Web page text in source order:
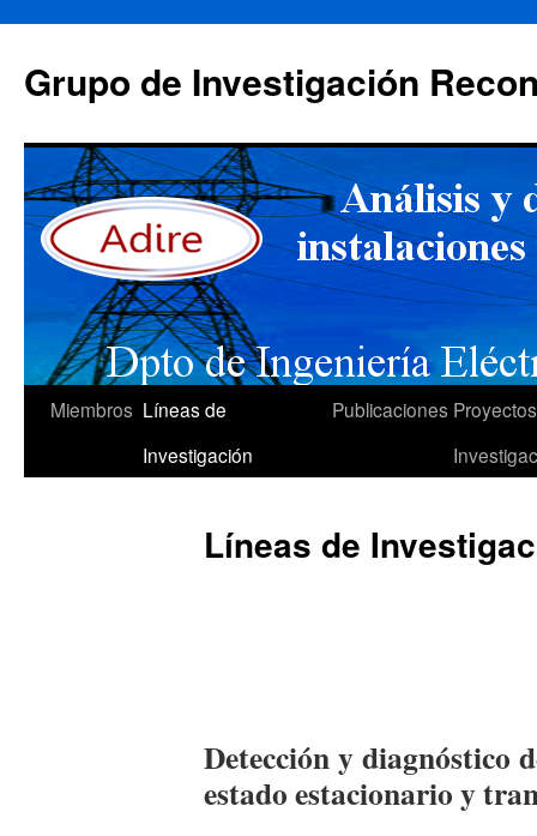
contenido
Grupo de Investigación
Miembros Líneas de
Investigación
Publicaciones
Líneas de
Detección y diagnóstico
estado estacionario y